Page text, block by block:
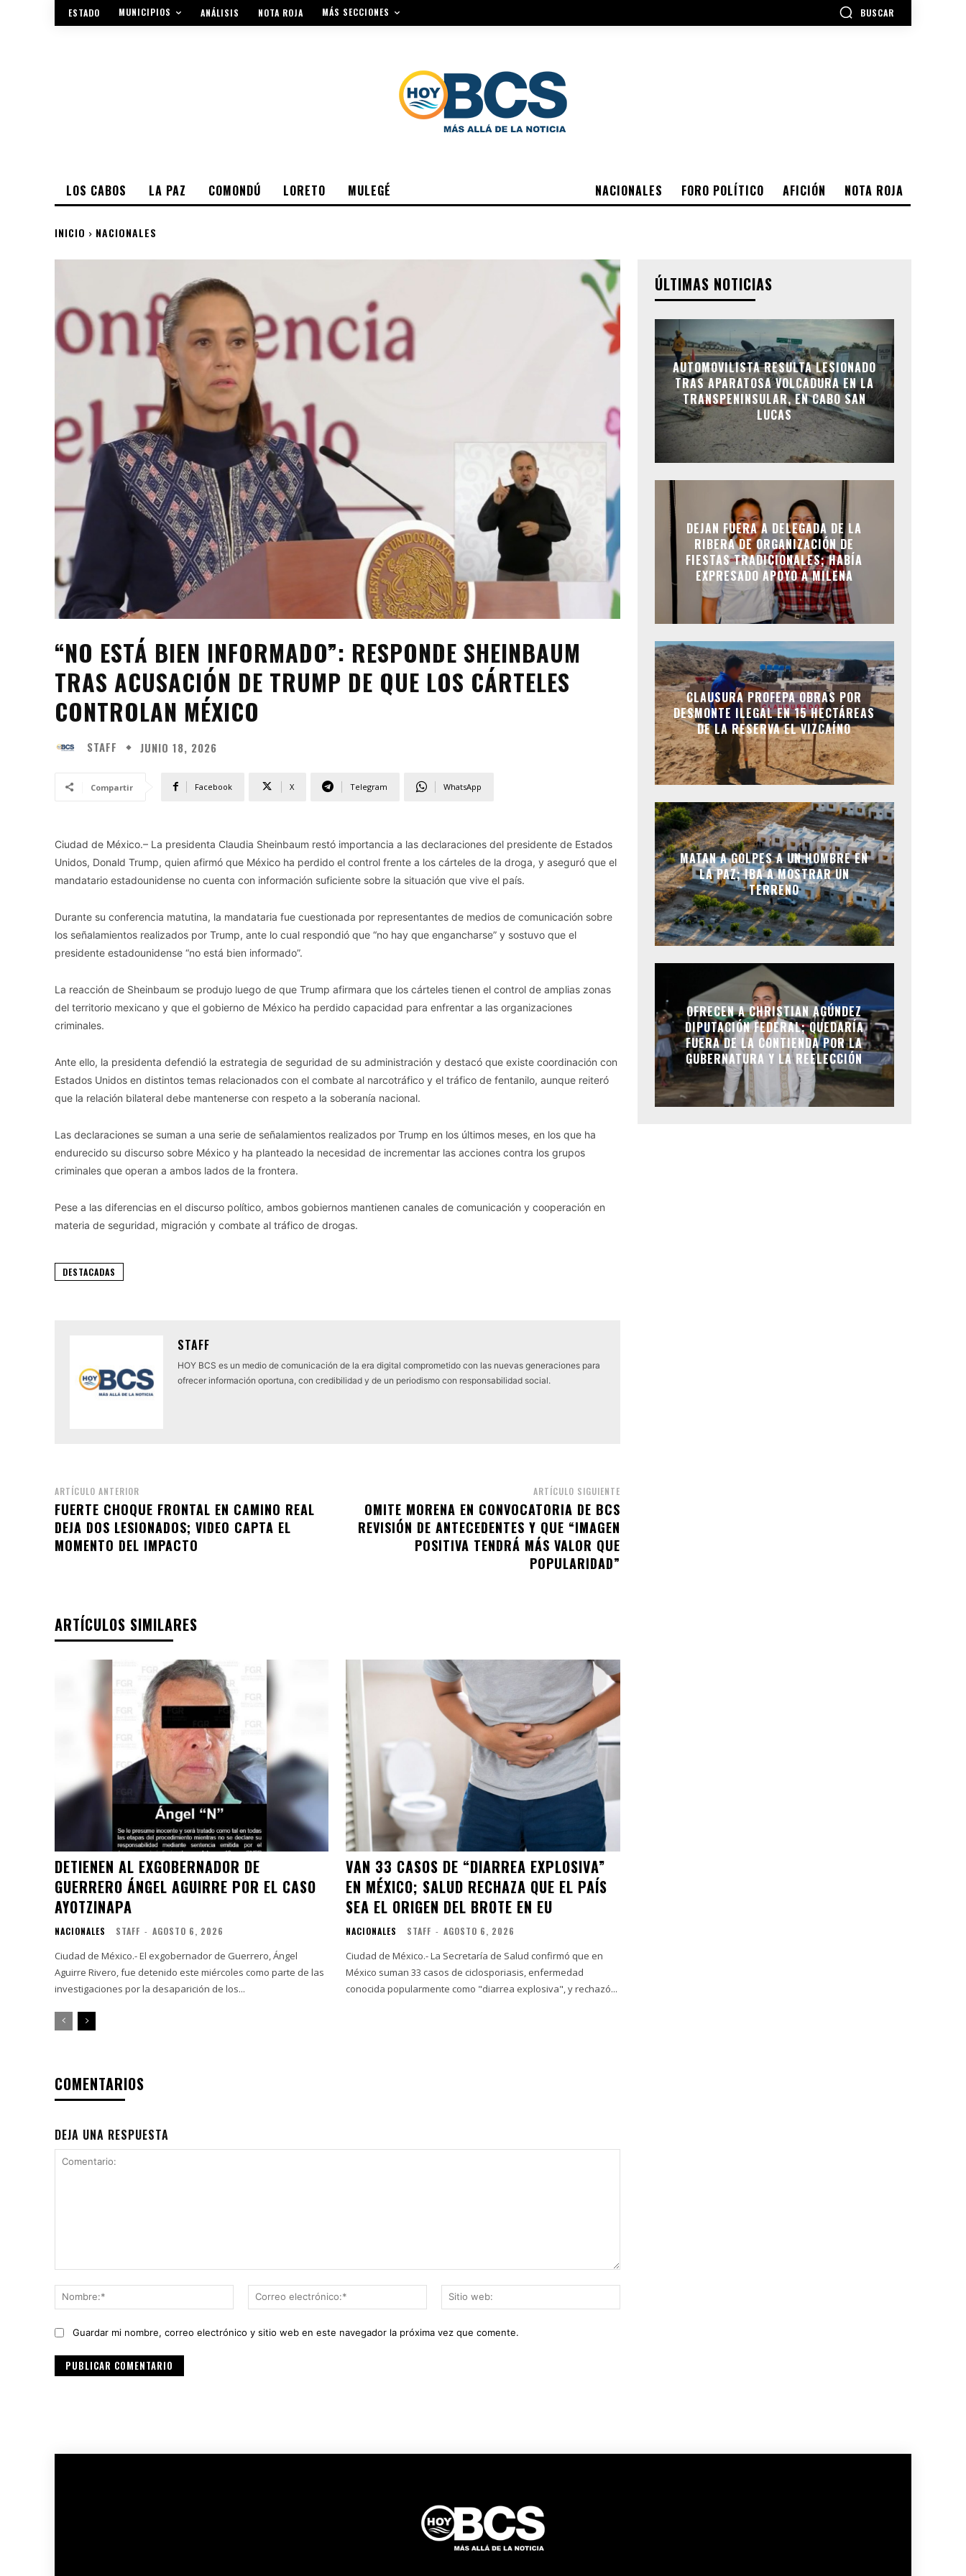
ESTADO MUNICIPIOS ANÁLISIS NOTA ROJA MÁS SECCIONES BUSCAR
NACIONALES FORO POLÍTICO AFICIÓN NOTA ROJA
LOS CABOS LA PAZ COMONDÚ LORETO MULEGÉ
INICIO NACIONALES
“NO ESTÁ BIEN INFORMADO”: RESPONDE SHEINBAUM
TRAS ACUSACIÓN DE TRUMP DE QUE LOS CÁRTELES
CONTROLAN MÉXICO
STAFF JUNIO 18, 2026
Compartir Facebook X Telegram WhatsApp
Ciudad de México.– La presidenta Claudia Sheinbaum restó importancia a las declaraciones del presidente de Estados
Unidos, Donald Trump, quien afirmó que México ha perdido el control frente a los cárteles de la droga, y aseguró que el
mandatario estadounidense no cuenta con información suficiente sobre la situación que vive el país.
Durante su conferencia matutina, la mandataria fue cuestionada por representantes de medios de comunicación sobre
los señalamientos realizados por Trump, ante lo cual respondió que “no hay que engancharse” y sostuvo que el
presidente estadounidense “no está bien informado”.
La reacción de Sheinbaum se produjo luego de que Trump afirmara que los cárteles tienen el control de amplias zonas
del territorio mexicano y que el gobierno de México ha perdido capacidad para enfrentar a las organizaciones
criminales.
Ante ello, la presidenta defendió la estrategia de seguridad de su administración y destacó que existe coordinación con
Estados Unidos en distintos temas relacionados con el combate al narcotráfico y el tráfico de fentanilo, aunque reiteró
que la relación bilateral debe mantenerse con respeto a la soberanía nacional.
Las declaraciones se suman a una serie de señalamientos realizados por Trump en los últimos meses, en los que ha
endurecido su discurso sobre México y ha planteado la necesidad de incrementar las acciones contra los grupos
criminales que operan a ambos lados de la frontera.
Pese a las diferencias en el discurso político, ambos gobiernos mantienen canales de comunicación y cooperación en
materia de seguridad, migración y combate al tráfico de drogas.
DESTACADAS
STAFF
HOY BCS es un medio de comunicación de la era digital comprometido con las nuevas generaciones para
ofrecer información oportuna, con credibilidad y de un periodismo con responsabilidad social.
ARTÍCULO ANTERIOR
FUERTE CHOQUE FRONTAL EN CAMINO REAL
DEJA DOS LESIONADOS; VIDEO CAPTA EL
MOMENTO DEL IMPACTO
ARTÍCULO SIGUIENTE
OMITE MORENA EN CONVOCATORIA DE BCS
REVISIÓN DE ANTECEDENTES Y QUE “IMAGEN
POSITIVA TENDRÁ MÁS VALOR QUE
POPULARIDAD”
ARTÍCULOS SIMILARES
DETIENEN AL EXGOBERNADOR DE
GUERRERO ÁNGEL AGUIRRE POR EL CASO
AYOTZINAPA
NACIONALES STAFF - AGOSTO 6, 2026
Ciudad de México.- El exgobernador de Guerrero, Ángel
Aguirre Rivero, fue detenido este miércoles como parte de las
investigaciones por la desaparición de los...
VAN 33 CASOS DE “DIARREA EXPLOSIVA”
EN MÉXICO; SALUD RECHAZA QUE EL PAÍS
SEA EL ORIGEN DEL BROTE EN EU
NACIONALES STAFF - AGOSTO 6, 2026
Ciudad de México.- La Secretaría de Salud confirmó que en
México suman 33 casos de ciclosporiasis, enfermedad
conocida popularmente como "diarrea explosiva", y rechazó...
COMENTARIOS
DEJA UNA RESPUESTA
Nombre:*
Correo
electrónico:*
web:
Guardar mi nombre, correo electrónico y sitio web en este navegador la próxima vez que comente.
ÚLTIMAS NOTICIAS
AUTOMOVILISTA RESULTA LESIONADO
TRAS APARATOSA VOLCADURA EN LA
TRANSPENINSULAR, EN CABO SAN
LUCAS
DEJAN FUERA A DELEGADA DE LA
RIBERA DE ORGANIZACIÓN DE
FIESTAS TRADICIONALES; HABÍA
EXPRESADO APOYO A MILENA
CLAUSURA PROFEPA OBRAS POR
DESMONTE ILEGAL EN 15 HECTÁREAS
DE LA RESERVA EL VIZCAÍNO
MATAN A GOLPES A UN HOMBRE EN
LA PAZ; IBA A MOSTRAR UN
TERRENO
OFRECEN A CHRISTIAN AGÚNDEZ
DIPUTACIÓN FEDERAL; QUEDARÍA
FUERA DE LA CONTIENDA POR LA
GUBERNATURA Y LA REELECCIÓN